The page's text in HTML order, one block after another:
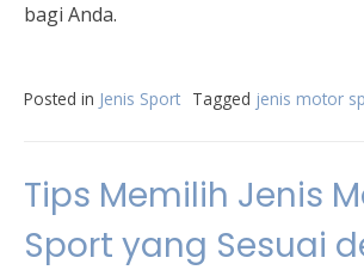
bagi Anda.
Posted in Jenis Sport Tagged jenis motor
Tips Memilih Jenis
Sport yang Sesuai